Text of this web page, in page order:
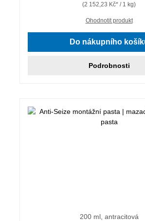
(2 152,23 Kč* / 1 kg)
Ohodnotit produkt
Do nákupního
Podrobnosti
200 ml, antracitová